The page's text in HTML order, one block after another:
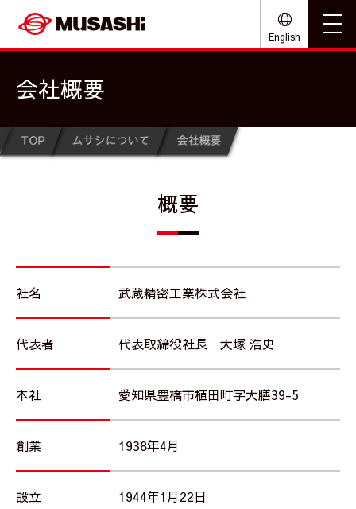
English
会社概要
TOP ムサシについて 会社概要
概要
社名 武蔵精密工業株式会社
代表者 代表取締役社長 大塚 浩史
本社 愛知県豊橋市植田町字大膳39-5
創業 1938年4月
設立 1944年1月22日